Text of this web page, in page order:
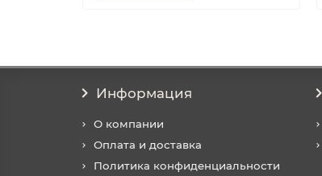
Информация
О компании
Оплата и доставка
Политика конфиденциальности